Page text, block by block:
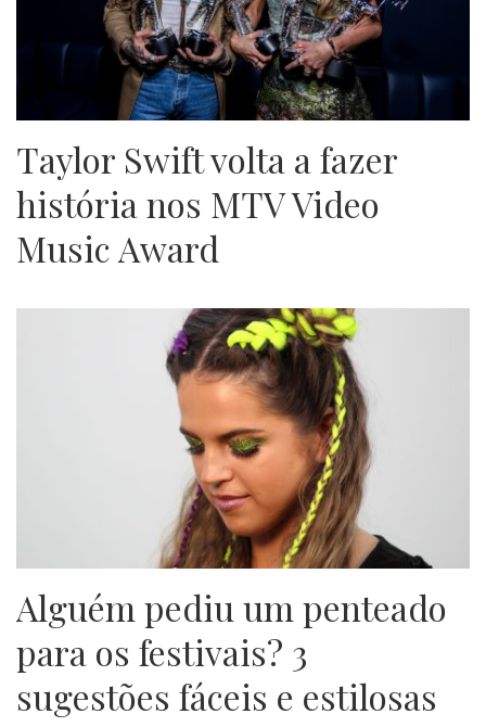
Taylor Swift volta a fazer
história nos MTV Video
Music Award
Alguém pediu um penteado
para os festivais? 3
sugestões fáceis e estilosas